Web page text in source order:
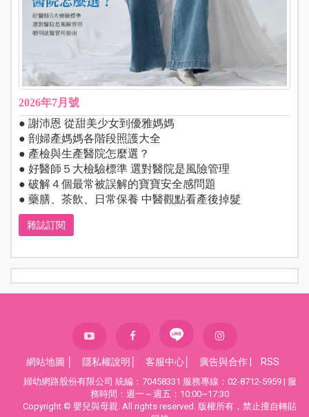
2026年7月號
● 謝沛恩 從甜美少女到優雅媽媽
● 剖婦產媽媽各階段照護大全
● 產檢與生產醫院怎麼選？
● 好醫師５大檢驗標準 選對醫院是風險管理
● 破解４個最常被誤解的寶寶安全感問題
● 藥膳、茶飲、日常保養 中醫觀點看產後掉髮
雜誌訂閱
網站地圖 隱私權說明 客服中心 廣告與合作 RSS
婦幼網路股份有限公司 統編：70458331 服務專線：02-8712-5959 | 服
務時間：週一～週五：10:00~17:30
Copyright © 嬰兒與母親. All rights reserved. 版權所有，禁止擅自轉貼